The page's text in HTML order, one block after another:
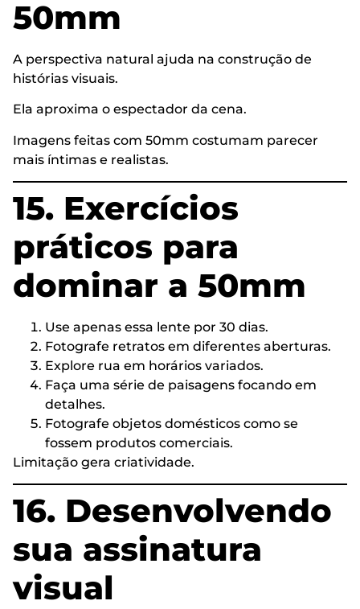
50mm
A perspectiva natural ajuda na construção de
histórias visuais.
Ela aproxima o espectador da cena.
Imagens feitas com 50mm costumam parecer
mais íntimas e realistas.
15. Exercícios
práticos para
dominar a 50mm
Use apenas essa lente por 30 dias.
Fotografe retratos em diferentes aberturas.
Explore rua em horários variados.
Faça uma série de paisagens focando em
detalhes.
Fotografe objetos domésticos como se
fossem produtos comerciais.
Limitação gera criatividade.
16. Desenvolvendo
sua assinatura
visual